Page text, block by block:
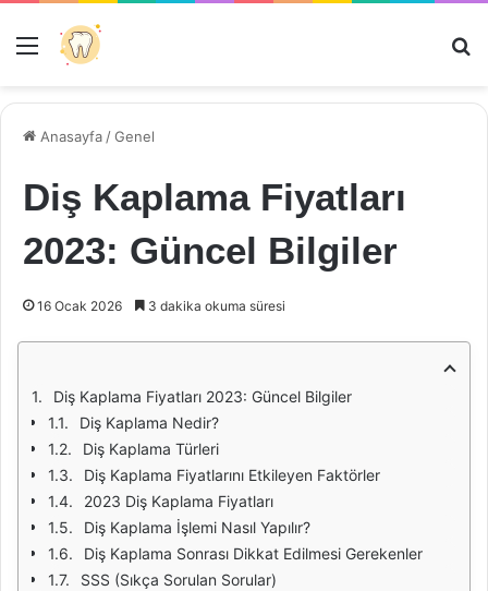
Menü
Anasayfa /Genel
Diş Kaplama Fiyatları
2023: Güncel Bilgiler
16 Ocak 2026 3 dakika okuma süresi
Diş Kaplama Fiyatları 2023: Güncel Bilgiler
Diş Kaplama Nedir?
Diş Kaplama Türleri
Diş Kaplama Fiyatlarını Etkileyen Faktörler
2023 Diş Kaplama Fiyatları
Diş Kaplama İşlemi Nasıl Yapılır?
Diş Kaplama Sonrası Dikkat Edilmesi Gerekenler
SSS (Sıkça Sorulan Sorular)